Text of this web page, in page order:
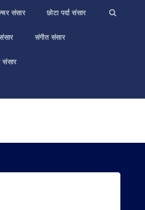
संसार छोटा पर्दा संसार
संगीत संसार
संसार